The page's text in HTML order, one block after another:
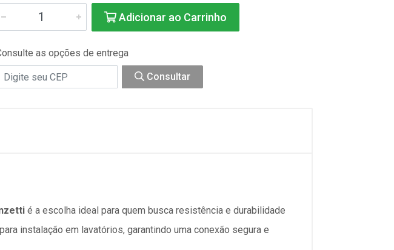
Adicionar ao Carrinho
as opções de entrega
Consultar
é a escolha ideal para quem busca resistência e durabilidade
instalação em lavatórios, garantindo uma conexão segura e